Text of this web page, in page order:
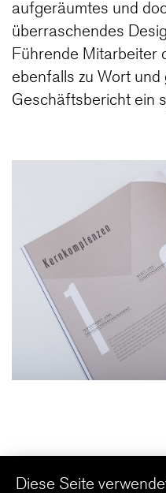
aufgeräumtes und
überraschendes
Führende Mitarbeiter
ebenfalls zu Wort und
Geschäftsbericht ein
english
Diese Seite